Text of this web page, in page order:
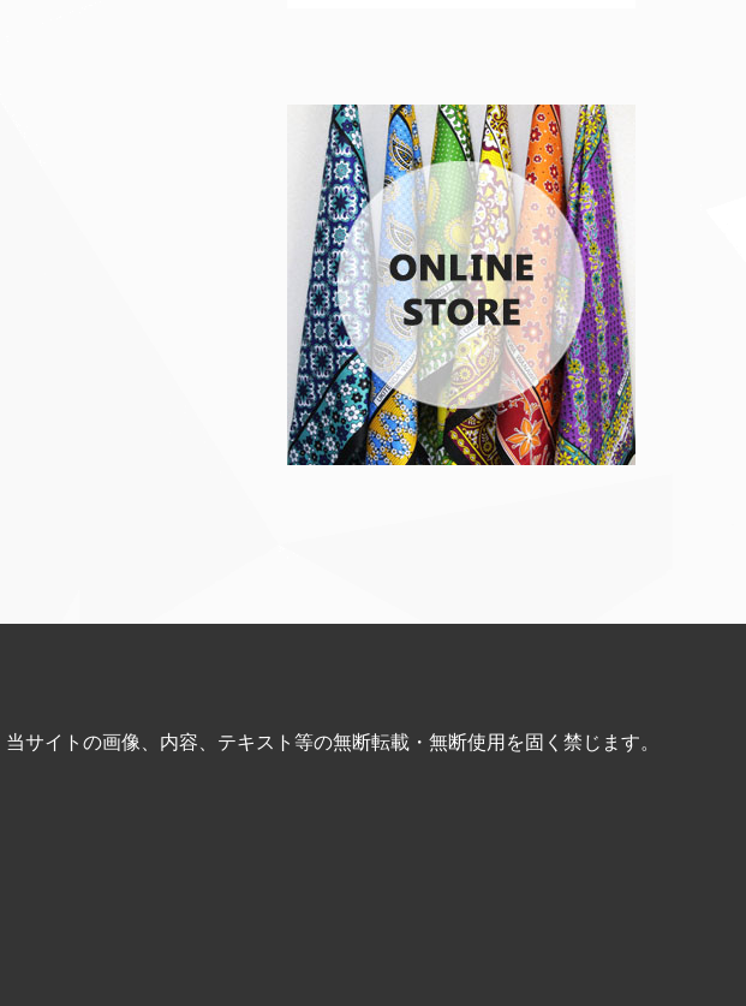
当サイトの画像、内容、テキスト等の無断転載・無断使用を固く禁じます。